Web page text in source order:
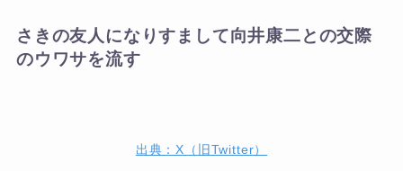
さきの友人になりすまして向井康二との交際
のウワサを流す
出典：X（旧Twitter）